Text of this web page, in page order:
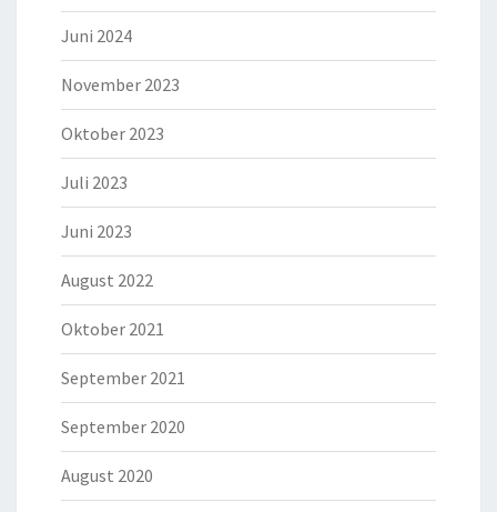
Juni 2024
November 2023
Oktober 2023
Juli 2023
Juni 2023
August 2022
Oktober 2021
September 2021
September 2020
August 2020